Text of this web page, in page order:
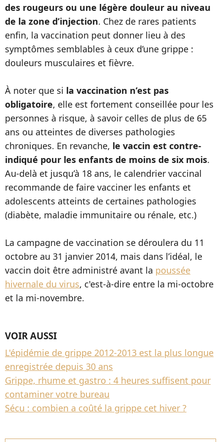
des rougeurs ou une légère douleur au niveau
de la zone d’injection. Chez de rares patients
enfin, la vaccination peut donner lieu à des
symptômes semblables à ceux d’une grippe :
douleurs musculaires et fièvre.
À noter que si la vaccination n’est pas
obligatoire, elle est fortement conseillée pour les
personnes à risque, à savoir celles de plus de 65
ans ou atteintes de diverses pathologies
chroniques. En revanche, le vaccin est contre-
indiqué pour les enfants de moins de six mois.
Au-delà et jusqu’à 18 ans, le calendrier vaccinal
recommande de faire vacciner les enfants et
adolescents atteints de certaines pathologies
(diabète, maladie immunitaire ou rénale, etc.)
La campagne de vaccination se déroulera du 11
octobre au 31 janvier 2014, mais dans l’idéal, le
vaccin doit être administré avant la poussée
hivernale du virus, c'est-à-dire entre la mi-octobre
et la mi-novembre.
VOIR AUSSI
L'épidémie de grippe 2012-2013 est la plus longue
enregistrée depuis 30 ans
Grippe, rhume et gastro : 4 heures suffisent pour
contaminer votre bureau
Sécu : combien a coûté la grippe cet hiver ?